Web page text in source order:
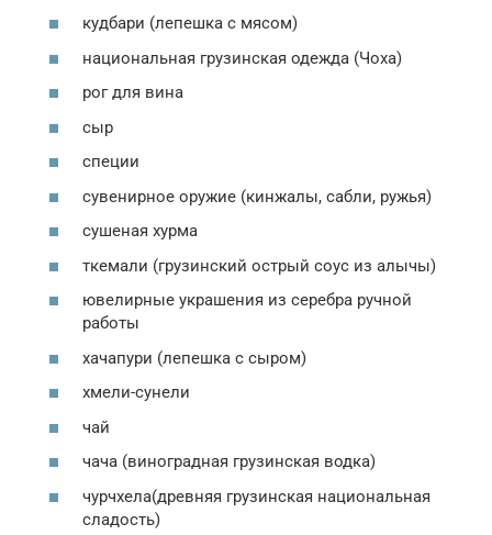
кудбари (лепешка с мясом)
национальная грузинская одежда (Чоха)
рог для вина
сыр
специи
сувенирное оружие (кинжалы, сабли, ружья)
сушеная хурма
ткемали (грузинский острый соус из алычы)
ювелирные украшения из серебра ручной
работы
хачапури (лепешка с сыром)
хмели-сунели
чай
чача (виноградная грузинская водка)
чурчхела(древняя грузинская национальная
сладость)